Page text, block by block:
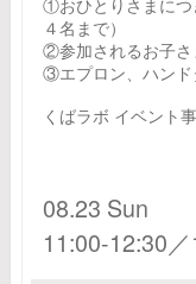
①おひとりさまにつ
４名まで）
②参加されるお子さ
③エプロン、ハンド
くばラボ イベント
08.23 Sun
11:00-12:30